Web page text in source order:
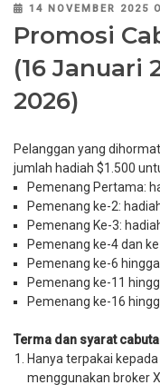
POSTED
14 NOVEMBER 2025
Promosi
(16 Januari
2026)
Pelanggan yang
jumlah hadiah $1.500
Pemenang Pertama:
Pemenang ke-2:
Pemenang Ke-3:
Pemenang ke-4 dan
Pemenang ke-6
Pemenang ke-11
Pemenang ke-16
Terma dan syarat
Hanya terpakai
menggunakan broker